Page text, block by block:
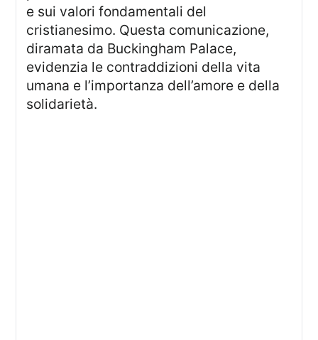
e sui valori fondamentali del
cristianesimo. Questa comunicazione,
diramata da Buckingham Palace,
evidenzia le contraddizioni della vita
umana e l’importanza dell’amore e della
solidarietà.